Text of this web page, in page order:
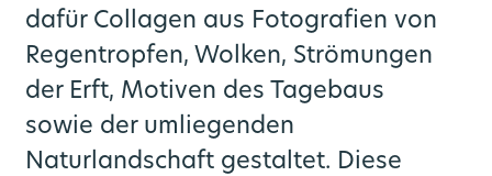
dafür Collagen aus Fotografien von
Regentropfen, Wolken, Strömungen
der Erft, Motiven des Tagebaus
sowie der umliegenden
Naturlandschaft gestaltet. Diese